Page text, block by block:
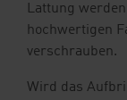
Lattung
hochwertigen
verschrauben.
Wird das